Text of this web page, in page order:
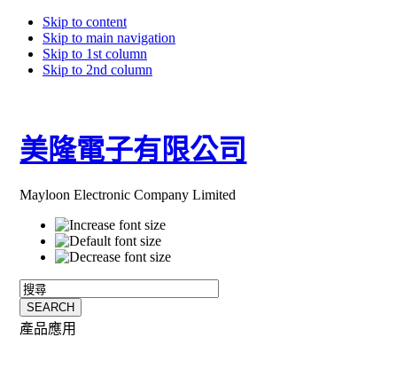
Skip to content
Skip to main navigation
Skip to 1st column
Skip to 2nd column
美隆電子有限公司
Mayloon Electronic Company Limited
產品應用